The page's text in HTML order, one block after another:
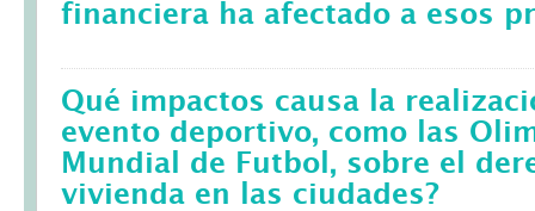
financiera ha afectado a esos
Qué impactos causa la
evento deportivo, como las
Mundial de Futbol, sobre el
vivienda en las ciudades?